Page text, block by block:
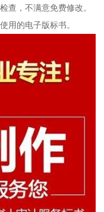
查，不满意免费修改。
用的电子版标书。